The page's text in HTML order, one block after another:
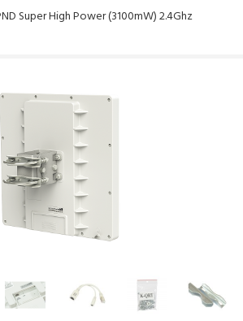
Super High Power (3100mW) 2.4Ghz